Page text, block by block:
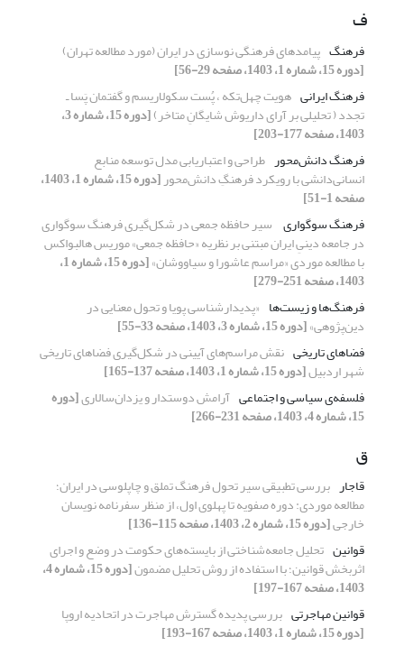
ف
فرهنگ پیامدهای فرهنگی نوسازی در ایران (مورد مطالعه تهران)
[دوره 15، شماره 1، 1403، صفحه 29-56]
فرهنگ ایرانی هویت چهل‌تکه ، پُست سکولاریسم و گفتمان پَسا ـ
تجدد ( تحلیلی بر آرای داریوش شایگانِ متاخر) [دوره 15، شماره 3،
1403، صفحه 177-203]
فرهنگ ‌دانش‌محور طراحی و اعتباریابی مدل توسعه ‌منابع
انسانی‌دانشی با رویکرد فرهنگِ ‌دانش‌محور [دوره 15، شماره 1، 1403،
صفحه 1-51]
فرهنگ سوگواری ‏ سیر حافظه جمعی در شکل‌گیری فرهنگ سوگواری
در جامعه دینیِ ایران مبتنی ‌بر نظریه «حافظه جمعی» موریس هالبواکس
با مطالعه موردی «مراسم عاشورا و سیاووشان» [دوره 15، شماره 1،
1403، صفحه 251-279]
فرهنگ‌ها و زیست‌ها «پدیدارشناسی پویا و تحول معنایی در
دین‌پژوهی»[دوره 15، شماره 3، 1403، صفحه 33-55]
فضاهای تاریخی نقش مراسم‌های آیینی در شکل‌گیری فضاهای تاریخی
شهر اردبیل[دوره 15، شماره 1، 1403، صفحه 137-165]
فلسفه‌ی سیاسی و اجتماعی آرامش دوستدار و یزدان‌سالاری[دوره
15، شماره 4، 1403، صفحه 231-266]
ق
قاجار بررسی تطبیقی سیر تحول فرهنگ تملق و چاپلوسی در ایران؛
مطالعه موردی: دوره صفویه تا پهلوی اول، از منظر سفرنامه نویسان
خارجی[دوره 15، شماره 2، 1403، صفحه 115-136]
قوانین تحلیل جامعه‌شناختی از بایسته‌های حکومت در وضع و اجرای
اثربخش قوانین؛ با استفاده از روش تحلیل مضمون [دوره 15، شماره 4،
1403، صفحه 167-197]
قوانین مهاجرتی بررسی پدیده گسترش مهاجرت در اتحادیه اروپا
[دوره 15، شماره 1، 1403، صفحه 167-193]